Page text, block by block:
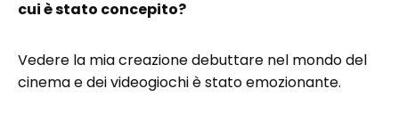
cui è stato concepito?
Vedere la mia creazione debuttare nel mondo del
cinema e dei videogiochi è stato emozionante.